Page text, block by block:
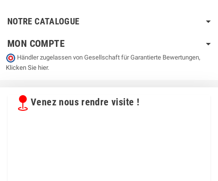
NOTRE CATALOGUE
MON COMPTE
Händler zugelassen von Gesellschaft für Garantierte Bewertungen,
Klicken Sie hier.
Venez nous rendre visite !